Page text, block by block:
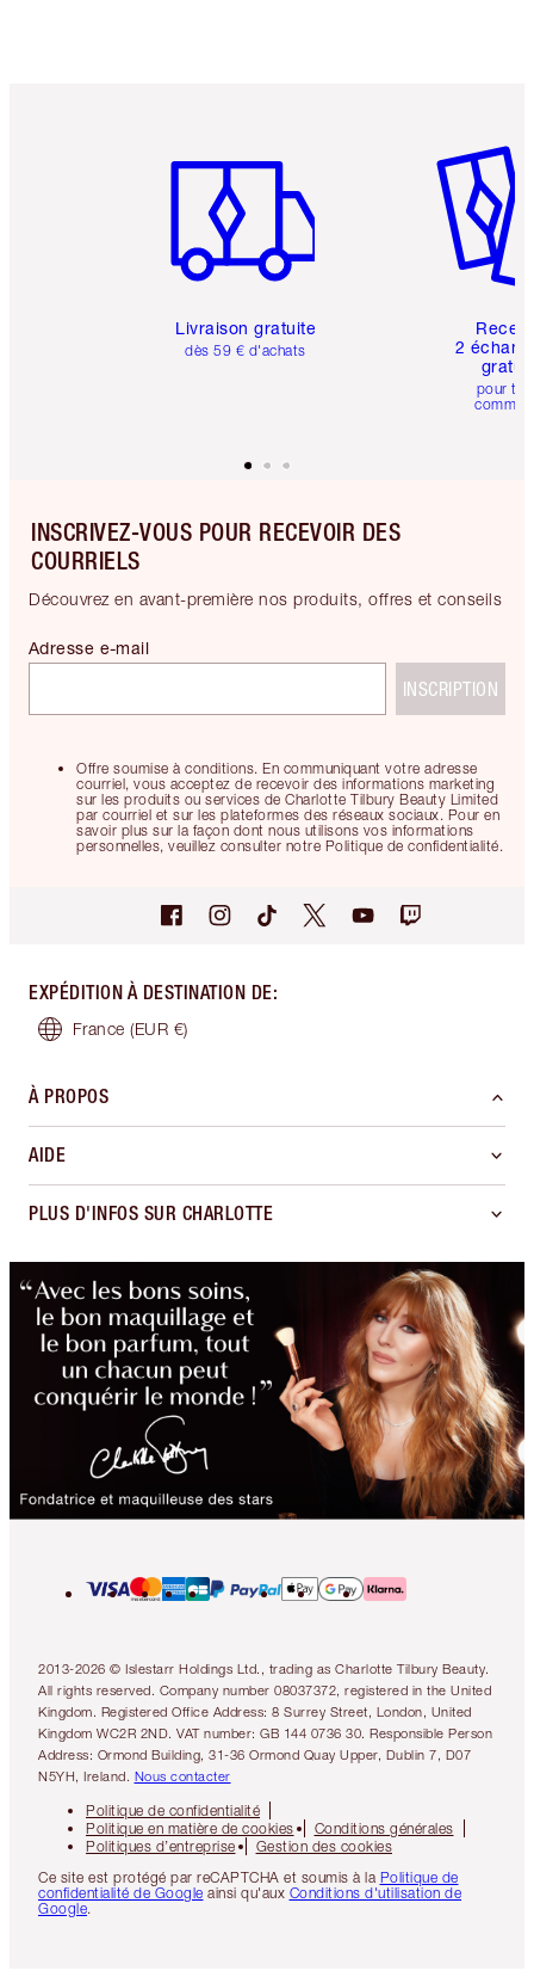
Livraison gratuite
dès 59 € d'achats
2
pour
INSCRIVEZ-VOUS POUR RECEVOIR DES
COURRIELS
Découvrez en avant-première nos produits, offres et conseils
Offre soumise à conditions. En communiquant votre adresse
courriel, vous acceptez de recevoir des informations marketing
sur les produits ou services de Charlotte Tilbury Beauty Limited
par courriel et sur les plateformes des réseaux sociaux. Pour en
savoir plus sur la façon dont nous utilisons vos informations
personnelles, veuillez consulter notre Politique de confidentialité.
Adresse e-mail
INSCRIPTION
EXPÉDITION À DESTINATION DE:
France (EUR €)
À PROPOS
AIDE
PLUS D'INFOS SUR CHARLOTTE
2013-2026 © Islestarr Holdings Ltd., trading as Charlotte Tilbury Beauty.
All rights reserved. Company number 08037372, registered in the United
Kingdom. Registered Office Address: 8 Surrey Street, London, United
Kingdom WC2R 2ND. VAT number: GB 144 0736 30. Responsible Person
Address: Ormond Building, 31-36 Ormond Quay Upper, Dublin 7, D07
N5YH, Ireland. Nous contacter
Politique de confidentialité
Politique en matière de cookies
Conditions générales
Politiques d’entreprise
Gestion des cookies
Ce site est protégé par reCAPTCHA et soumis à la Politique de
confidentialité de Google ainsi qu'aux Conditions d'utilisation de
Google.